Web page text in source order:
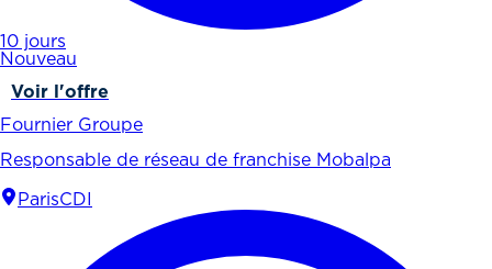
10 jours
Nouveau
Voir l'offre
Fournier Groupe
Responsable de réseau de franchise Mobalpa
ParisCDI